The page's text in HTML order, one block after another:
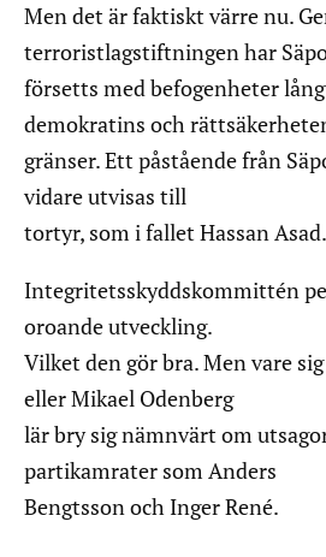
Men det är faktiskt värre nu.
terroristlagstiftningen har
försetts med befogenheter
demokratins och
gränser. Ett påstående från
vidare utvisas till
tortyr, som i fallet Hassan Asad.
Integritetsskyddskommittén
oroande utveckling.
Vilket den gör bra. Men vare
eller Mikael Odenberg
lär bry sig nämnvärt om
partikamrater som Anders
Bengtsson och Inger René.